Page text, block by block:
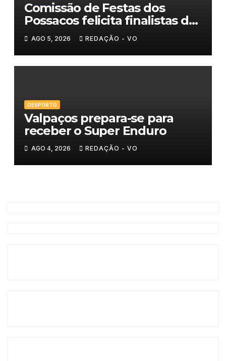
Comissão de Festas dos
Possacos felicita finalistas do
Torneio de Sueca
AGO 5, 2026 REDAÇÃO - VO
DESPORTO
Valpaços prepara-se para
receber o Super Enduro
AGO 4, 2026 REDAÇÃO - VO